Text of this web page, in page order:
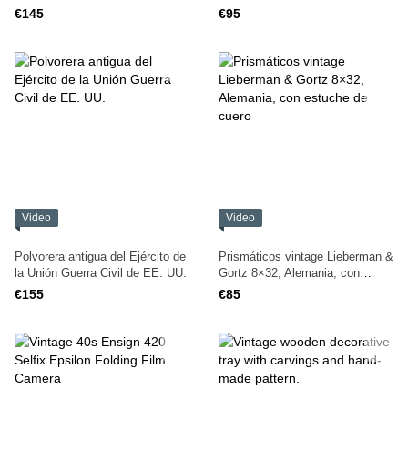
Guerra Mundial
€145 €95
Video
Polvorera antigua del Ejército de
la Unión Guerra Civil de EE. UU.
€155
Video
Prismáticos vintage Lieberman &
Gortz 8×32, Alemania, con
estuche de cuero
€85